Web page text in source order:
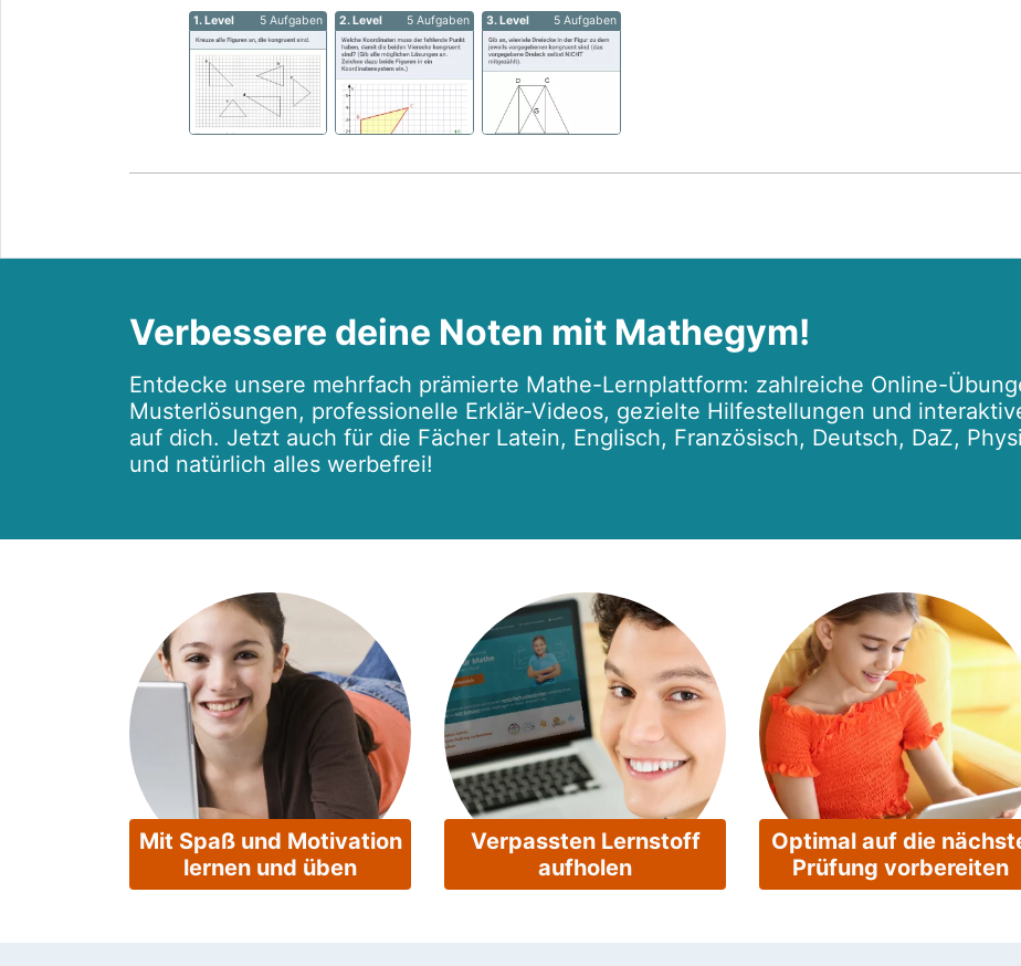
1. Level 5 Aufgaben 2. Level 5 Aufgaben 3. Level 5 Aufgaben
Verbessere deine Noten mit Mathegym!
Entdecke unsere mehrfach prämierte Mathe-Lernplattform: zahlreiche Online-
Musterlösungen, professionelle Erklär-Videos, gezielte Hilfestellungen und
auf dich. Jetzt auch für die Fächer Latein, Englisch, Französisch, Deutsch, DaZ,
und natürlich alles werbefrei!
Mit Spaß und Motivation
lernen und üben
Verpassten Lernstoff
aufholen
Optimal auf die
Prüfung vorbereiten